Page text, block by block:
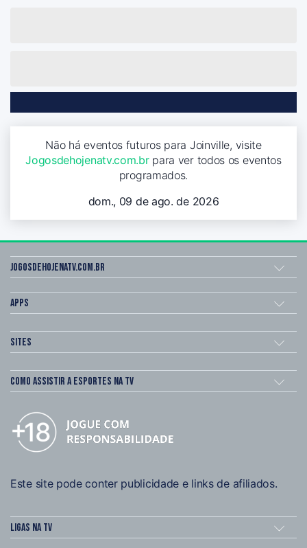
Não há eventos futuros para Joinville, visite
Jogosdehojenatv.com.brpara ver todos os eventos
programados.
dom., 09 de ago. de 2026
Jogosdehojenatv.com.br
Apps
Sites
Como assistir a esportes na TV
Este site pode conter publicidade e links de afiliados.
Ligas na TV